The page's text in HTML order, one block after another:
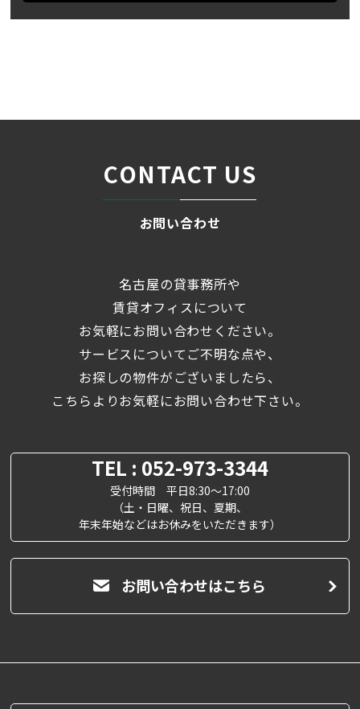
CONTACT US
お問い合わせ
名古屋の貸事務所や
賃貸オフィスについて
お気軽にお問い合わせください。
サービスについてご不明な点や、
お探しの物件がございましたら、
こちらよりお気軽にお問い合わせ下さい。
TEL : 052-973-3344
受付時間 平日8:30～17:00
（土・日曜、祝日、夏期、
年末年始などはお休みをいただきます）
お問い合わせはこちら